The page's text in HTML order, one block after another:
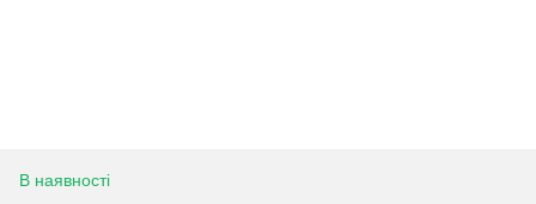
В наявності